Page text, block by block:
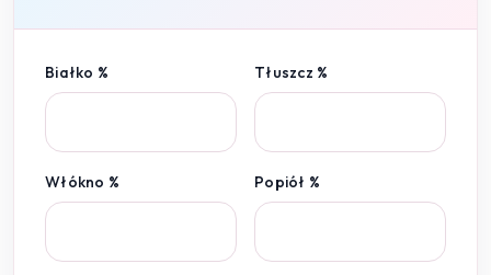
Białko % Tłuszcz %
Włókno % Popiół %